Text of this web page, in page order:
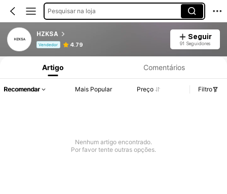
Pesquisar na loja
HZKSA
Vendedor 4.79
Seguir
91 Seguidores
Informações do Produto: Divulgação de Preço, Vendas e Detalhes de Stock.
Artigo Comentários
Recomendar Mais Popular Preço Filtro
Nenhum artigo encontrado.
Por favor tente outras opções.